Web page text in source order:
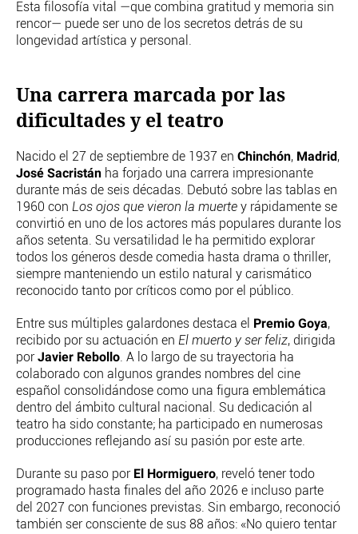
Esta filosofía vital —que combina gratitud y memoria sin
rencor— puede ser uno de los secretos detrás de su
longevidad artística y personal.
Una carrera marcada por las
dificultades y el teatro
Nacido el 27 de septiembre de 1937 en Chinchón, Madrid ,
José Sacristán ha forjado una carrera impresionante
durante más de seis décadas. Debutó sobre las tablas en
1960 con Los ojos que vieron la muerte y rápidamente se
convirtió en uno de los actores más populares durante los
años setenta. Su versatilidad le ha permitido explorar
todos los géneros desde comedia hasta drama o thriller,
siempre manteniendo un estilo natural y carismático
reconocido tanto por críticos como por el público.
Entre sus múltiples galardones destaca el Premio Goya,
recibido por su actuación en El muerto y ser feliz, dirigida
porJavier Rebollo. A lo largo de su trayectoria ha
colaborado con algunos grandes nombres del cine
español consolidándose como una figura emblemática
dentro del ámbito cultural nacional. Su dedicación al
teatro ha sido constante; ha participado en numerosas
producciones reflejando así su pasión por este arte.
Durante su paso por El Hormiguero, reveló tener todo
programado hasta finales del año 2026 e incluso parte
del 2027 con funciones previstas. Sin embargo, reconoció
también ser consciente de sus 88 años: «No quiero tentar